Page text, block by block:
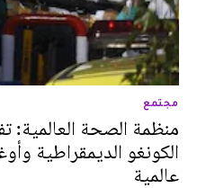
مجتمع
منظمة الصحة العالمية:
الكونغو الديمقراطية
عالمية